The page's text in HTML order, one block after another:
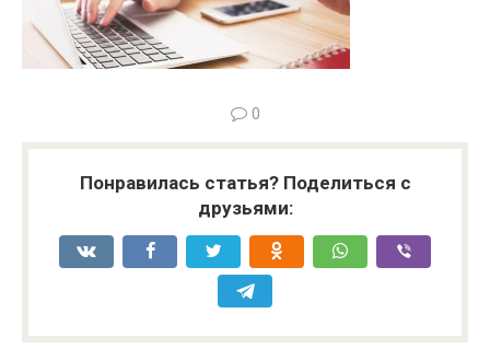
0
Понравилась статья? Поделиться с
друзьями: